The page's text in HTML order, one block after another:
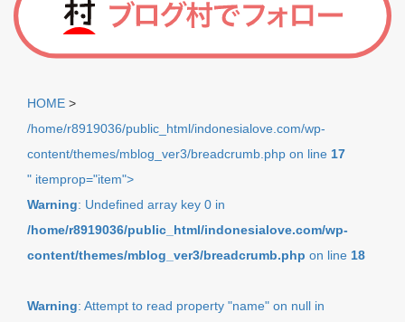
HOME >
/home/r8919036/public_html/indonesialove.com/wp-
content/themes/mblog_ver3/breadcrumb.php on line 17
" itemprop="item">
Warning: Undefined array key 0 in
/home/r8919036/public_html/indonesialove.com/wp-
content/themes/mblog_ver3/breadcrumb.php on line 18
Warning: Attempt to read property "name" on null in